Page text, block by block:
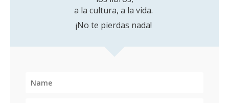
a la cultura, a la vida.
¡No te pierdas nada!